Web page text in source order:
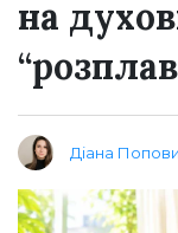
на
Діана